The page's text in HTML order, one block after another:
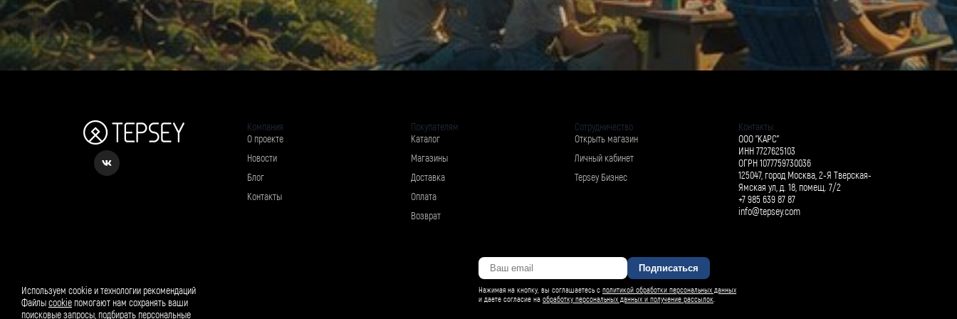
Компания
О проекте
Новости
Блог
Контакты
Покупателям
Каталог
Магазины
Доставка
Оплата
Возврат
Сотрудничество
Открыть магазин
Личный кабинет
Tepsey Бизнес
Контакты
ООО "КАРС"
ИНН 7727625103
ОГРН 1077759730036
125047, город Москва, 2-Я Тверская-
Ямская ул, д. 18, помещ. 7/2
+7 985 639 87 87
info@tepsey.com
Рассылка о вкусном и полезном
Подписаться
Нажимая на кнопку, вы соглашаетесь с политикой обработки персональных данных
и даете согласие на обработку персональных данных и получение рассылок
Используем cookie и технологии рекомендаций
Файлыcookie помогают нам сохранять ваши
поисковые запросы, подбирать персональные